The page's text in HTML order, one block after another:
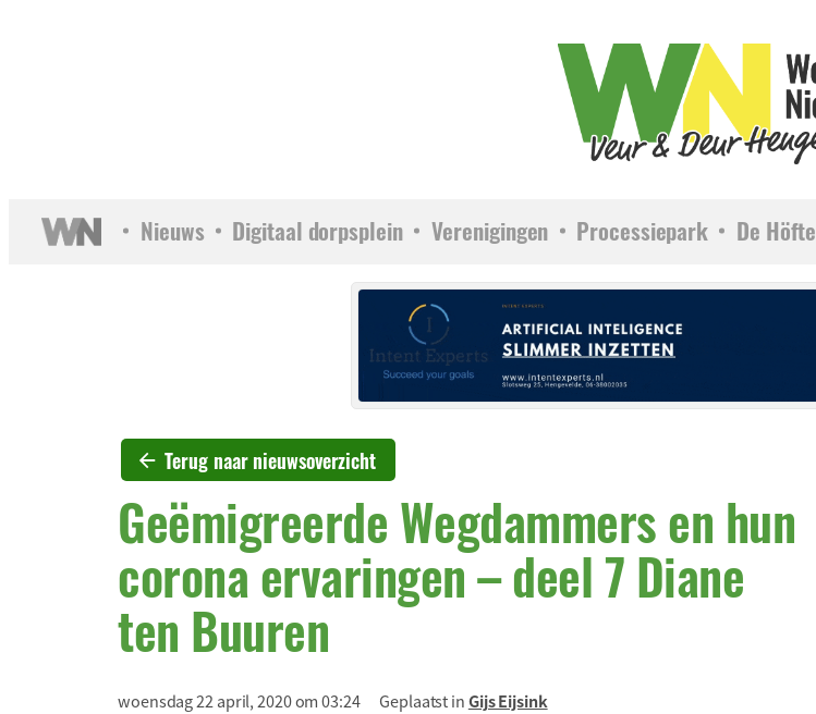
Nieuws Digitaal dorpsplein Verenigingen Processiepark De Höfte
Terug naar nieuwsoverzicht
Geëmigreerde Wegdammers en hun
corona ervaringen – deel 7 Diane
ten Buuren
woensdag 22 april, 2020 om 03:24 Geplaatst inGijs Eijsink